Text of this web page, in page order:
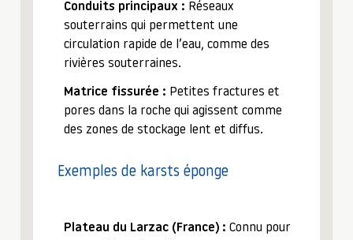
Conduits principaux : Réseaux
souterrains qui permettent une
circulation rapide de l’eau, comme des
rivières souterraines.
Matrice fissurée : Petites fractures et
pores dans la roche qui agissent comme
des zones de stockage lent et diffus.
Exemples de karsts éponge
Plateau du Larzac (France) : Connu pour